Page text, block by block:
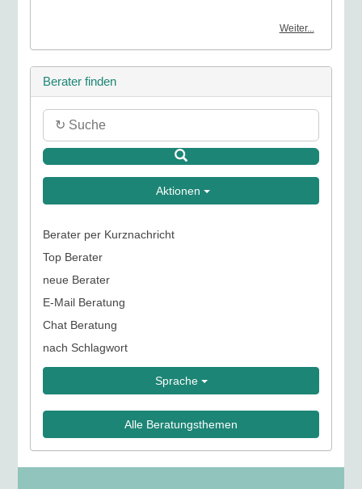
Weiter...
Berater finden
Aktionen
Berater per Kurznachricht
Top Berater
neue Berater
E-Mail Beratung
Chat Beratung
nach Schlagwort
Sprache
Alle Beratungsthemen